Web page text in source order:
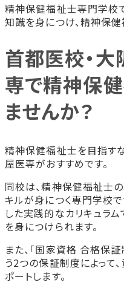
精神保健福祉士専門学校
知識を身につけ、精神保健
首都医校・
専で精神保
ませんか？
精神保健福祉士を目指す
屋医専がおすすめです。
同校は、精神保健福祉士
キルが身につく専門学校
した実践的なカリキュラ
を身につけられます。
また、「国家資格 合格保
う2つの保証制度によって
ポートします。